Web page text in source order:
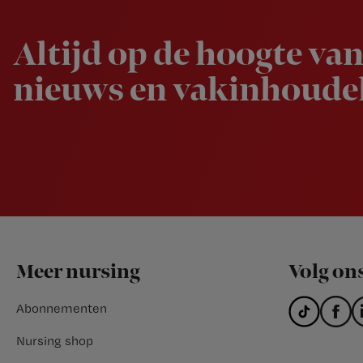
Altijd op de hoogte
nieuws en
Footer
Meer nursing
Abonnementen
Nursing shop
Volg